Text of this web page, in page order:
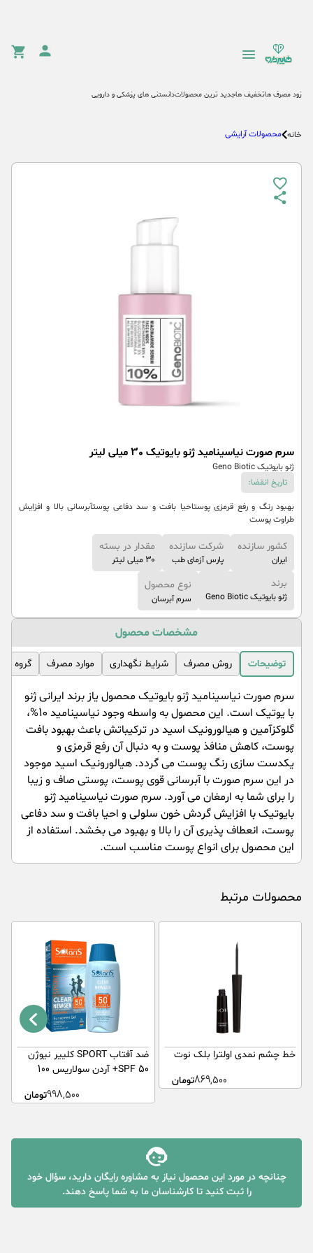
زود مصرف هاتخفیف هاجدید ترین محصولاتدانستنی های پزشکی و دارویی
خانه محصولات آرایشی
سرم صورت نیاسینامید ژنو بایوتیک 30 میلی لیتر
ژنو بایوتیک Geno Biotic
تاریخ انقضا:
بهبود رنگ و رفع قرمزی پوستاحیا بافت و سد دفاعی پوستآبرسانی بالا و افزایش
طراوت پوست
کشور سازنده
ایران
شرکت سازنده
پارس آزمای طب
مقدار در بسته
30 میلی لیتر
برند
ژنو بایوتیک Geno Biotic
نوع محصول
سرم آبرسان
مشخصات محصول
توضیحات روش مصرف شرایط نگهداری موارد مصرف گروه
سرم صورت نیاسینامید ژنو بایوتیک محصول یاز برند ایرانی ژنو
با یوتیک است. این محصول به واسطه وجود نیاسینامید 10%،
گلوکزآمین و هیالورونیک اسید در ترکیباتش باعث بهبود بافت
پوست، کاهش منافذ پوست و به دنبال آن رفع قرمزی و
یکدست سازی رنگ پوست می گردد. هیالورونیک اسید موجود
در این سرم صورت با آبرسانی قوی پوست، پوستی صاف و زیبا
را برای شما به ارمغان می آورد. سرم صورت نیاسینامید ژنو
بایوتیک با افزایش گردش خون سلولی و احیا بافت و سد دفاعی
پوست، انعطاف پذیری آن را بالا و بهبود می بخشد. استفاده از
این محصول برای انواع پوست مناسب است.
محصولات مرتبط
خط چشم نمدی اولترا بلک نوت
869,500تومان
ضد آفتاب SPORT کلییر نیوژن
SPF 50+ آردن سولاریس 100
998,500تومان
چنانچه در مورد این محصول نیاز به مشاوره رایگان دارید، سؤال خود
را ثبت کنید تا کارشناسان ما به شما پاسخ دهند.